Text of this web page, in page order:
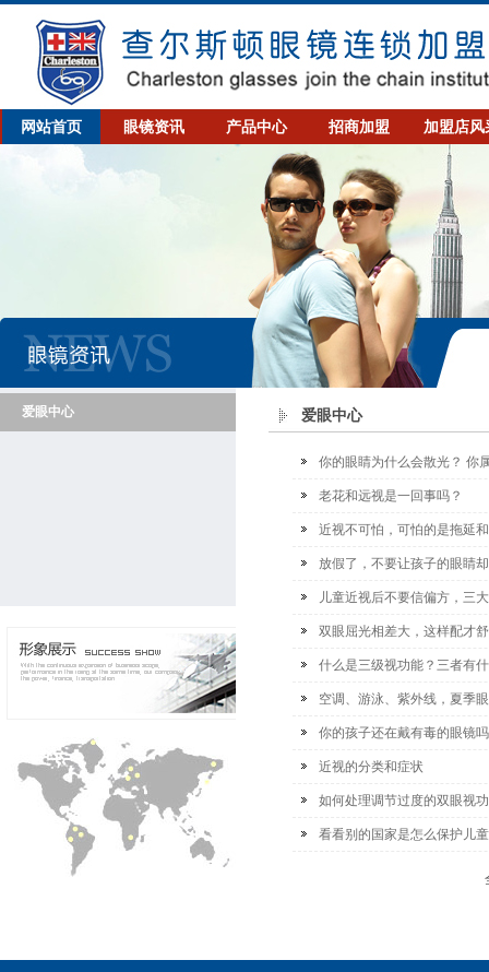
网站首页 眼镜资讯 产品中心 招商加盟 加盟店风
爱眼中心 爱眼中心
你的眼睛为什么会散光？ 你
老花和远视是一回事吗？
近视不可怕，可怕的是拖延
放假了，不要让孩子的眼睛
儿童近视后不要信偏方，三
双眼屈光相差大，这样配才
什么是三级视功能？三者有
空调、游泳、紫外线，夏季
你的孩子还在戴有毒的眼镜
近视的分类和症状
如何处理调节过度的双眼视
看看别的国家是怎么保护儿